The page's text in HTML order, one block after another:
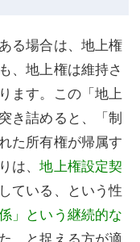
る場合は、地上権
、地上権は維持さ
ます。この「地上
き詰めると、「制
た所有権が帰属す
は、地上権設定契
ている、という性
」という継続的な